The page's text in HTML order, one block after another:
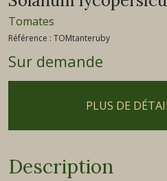
Tomates
Référence : TOMtanteruby
Sur demande
PLUS DE
Description